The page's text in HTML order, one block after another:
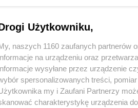
Użytkowniku,
naszych 1160 zaufanych partnerów
na urządzeniu oraz
wysyłane przez urządzenie
spersonalizowanych treści,
my i Zaufani Partnerzy
charakterystykę urządzenia